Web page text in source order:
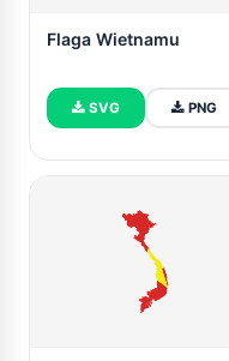
Flaga Wietnamu
SVG PNG